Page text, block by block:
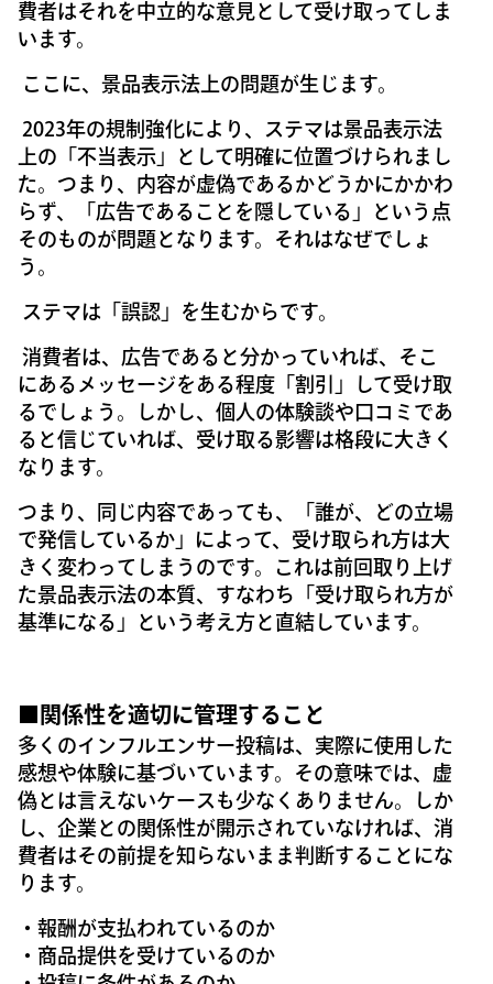
費者はそれを中立的な意見として受け取ってしま
います。
ここに、景品表示法上の問題が生じます。
2023年の規制強化により、ステマは景品表示法
上の「不当表示」として明確に位置づけられまし
た。つまり、内容が虚偽であるかどうかにかかわ
らず、「広告であることを隠している」という点
そのものが問題となります。それはなぜでしょ
う。
ステマは「誤認」を生むからです。
消費者は、広告であると分かっていれば、そこ
にあるメッセージをある程度「割引」して受け取
るでしょう。しかし、個人の体験談や口コミであ
ると信じていれば、受け取る影響は格段に大きく
なります。
つまり、同じ内容であっても、「誰が、どの立場
で発信しているか」によって、受け取られ方は大
きく変わってしまうのです。これは前回取り上げ
た景品表示法の本質、すなわち「受け取られ方が
基準になる」という考え方と直結しています。
■関係性を適切に管理すること
多くのインフルエンサー投稿は、実際に使用した
感想や体験に基づいています。その意味では、虚
偽とは言えないケースも少なくありません。しか
し、企業との関係性が開示されていなければ、消
費者はその前提を知らないまま判断することにな
ります。
・報酬が支払われているのか
・商品提供を受けているのか